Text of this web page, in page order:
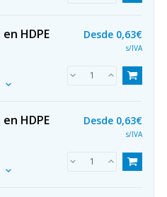
HDPE
Desde 0,63€
s/IVA
HDPE
Desde 0,63€
s/IVA